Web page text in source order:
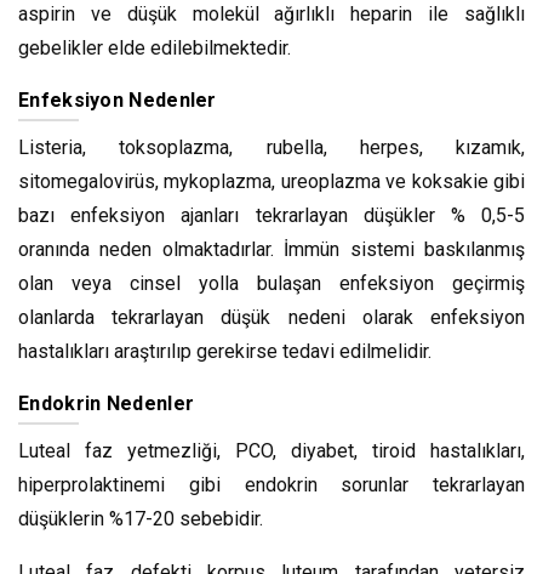
aspirin ve düşük molekül ağırlıklı heparin ile sağlıklı
gebelikler elde edilebilmektedir.
Enfeksiyon Nedenler
Listeria, toksoplazma, rubella, herpes, kızamık,
sitomegalovirüs, mykoplazma, ureoplazma ve koksakie gibi
bazı enfeksiyon ajanları tekrarlayan düşükler % 0,5-5
oranında neden olmaktadırlar. İmmün sistemi baskılanmış
olan veya cinsel yolla bulaşan enfeksiyon geçirmiş
olanlarda tekrarlayan düşük nedeni olarak enfeksiyon
hastalıkları araştırılıp gerekirse tedavi edilmelidir.
Endokrin Nedenler
Luteal faz yetmezliği, PCO, diyabet, tiroid hastalıkları,
hiperprolaktinemi gibi endokrin sorunlar tekrarlayan
düşüklerin %17-20 sebebidir.